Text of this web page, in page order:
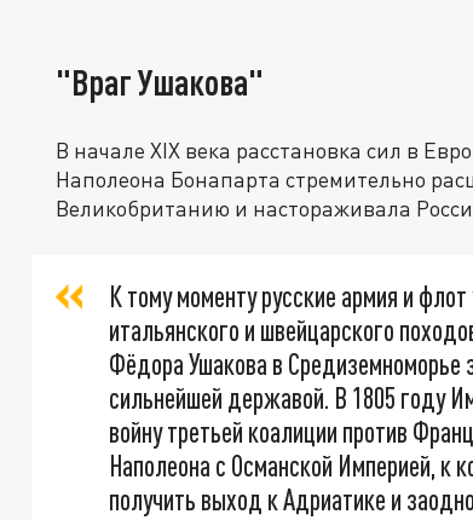
"Враг Ушакова"
В начале XIX века расстановка сил в
Наполеона Бонапарта стремительно
Великобританию и настораживала
К тому моменту русские армия и
итальянского и швейцарского
Фёдора Ушакова в Средиземноморье
сильнейшей державой. В 1805 году
войну третьей коалиции против
Наполеона с Османской Империей, к
получить выход к Адриатике и